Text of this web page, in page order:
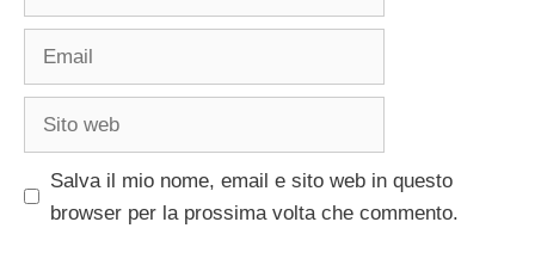
Salva il mio nome, email e sito web in questo
browser per la prossima volta che commento.